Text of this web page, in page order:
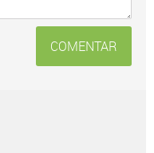
COMENTAR